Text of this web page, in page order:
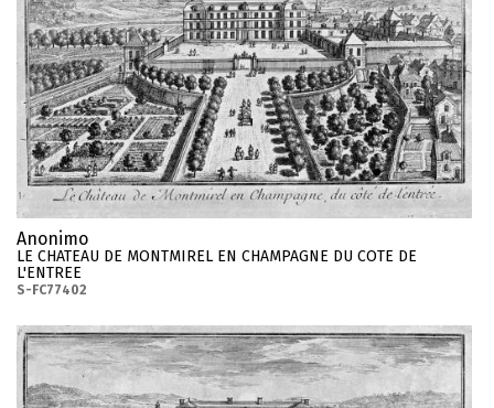
Anonimo
LE CHATEAU DE MONTMIREL EN CHAMPAGNE DU COTE DE
L'ENTREE
S-FC77402